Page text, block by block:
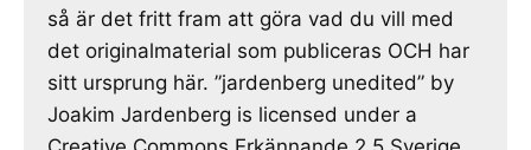
så är det fritt fram att göra vad du vill med
det originalmaterial som publiceras OCH har
sitt ursprung här. ”jardenberg unedited” by
Joakim Jardenberg is licensed under a